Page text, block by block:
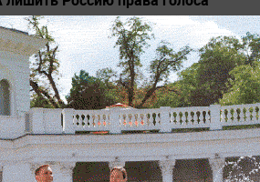
вид, обвинив в неуважении к
победы над Смитом